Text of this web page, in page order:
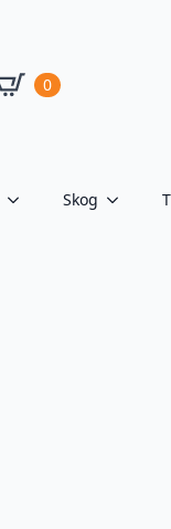
0
Skog